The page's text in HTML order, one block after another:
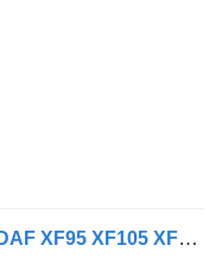
Кермовий редуктор до тягача DAF XF95 XF105 XF106